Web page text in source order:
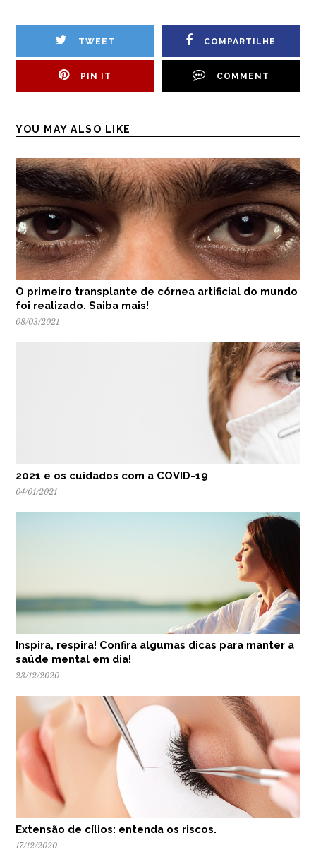
TWEET COMPARTILHE
PIN IT COMMENT
YOU MAY ALSO LIKE
O primeiro transplante de córnea artificial do mundo
foi realizado. Saiba mais!
08/03/2021
2021 e os cuidados com a COVID-19
04/01/2021
Inspira, respira! Confira algumas dicas para manter a
saúde mental em dia!
23/12/2020
Extensão de cílios: entenda os riscos.
17/12/2020